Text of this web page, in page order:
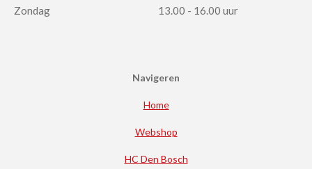
Zondag
13.00 - 16.00 uur
Navigeren
Home
Webshop
HC Den Bosch